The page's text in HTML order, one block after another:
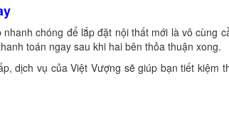
chóng để lắp đặt nội thất mới là vô cùng
toán ngay sau khi hai bên thỏa thuận xong.
dịch vụ của Việt Vượng sẽ giúp bạn tiết kiệm